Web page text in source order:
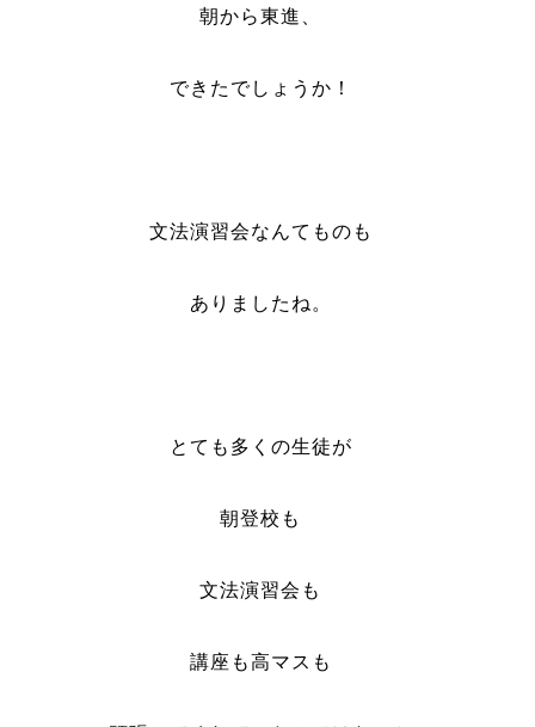
朝から東進、
できたでしょうか！
文法演習会なんてものも
ありましたね。
とても多くの生徒が
朝登校も
文法演習会も
講座も高マスも